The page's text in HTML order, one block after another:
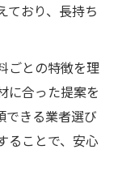
ており、長持ち
ごとの特徴を理
に合った提案を
できる業者選び
ることで、安心